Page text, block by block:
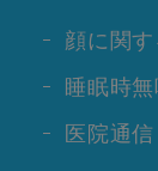
顔に関
睡眠時
医院通信